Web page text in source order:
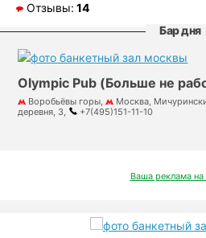
Отзывы: 14
Бар дня
Olympic Pub (Больше не
Воробьёвы горы,
Москва,
деревня, 3,
+7(495)151-11-10
Ваша реклама на